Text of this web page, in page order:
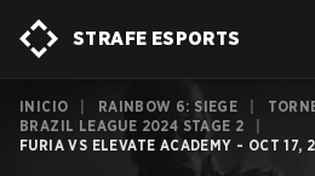
STRAFE ESPORTS
INICIO RAINBOW 6: SIEGE
BRAZIL LEAGUE 2024 STAGE 2
FURIA VS ELEVATE ACADEMY - OCT 17,